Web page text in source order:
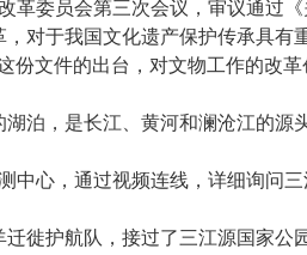
委员会第三次会议，审议通过《
对于我国文化遗产保护传承具有
文件的出台，对文物工作的改革
，是长江、黄河和澜沧江的源
心，通过视频连线，详细询问三
护航队，接过了三江源国家公